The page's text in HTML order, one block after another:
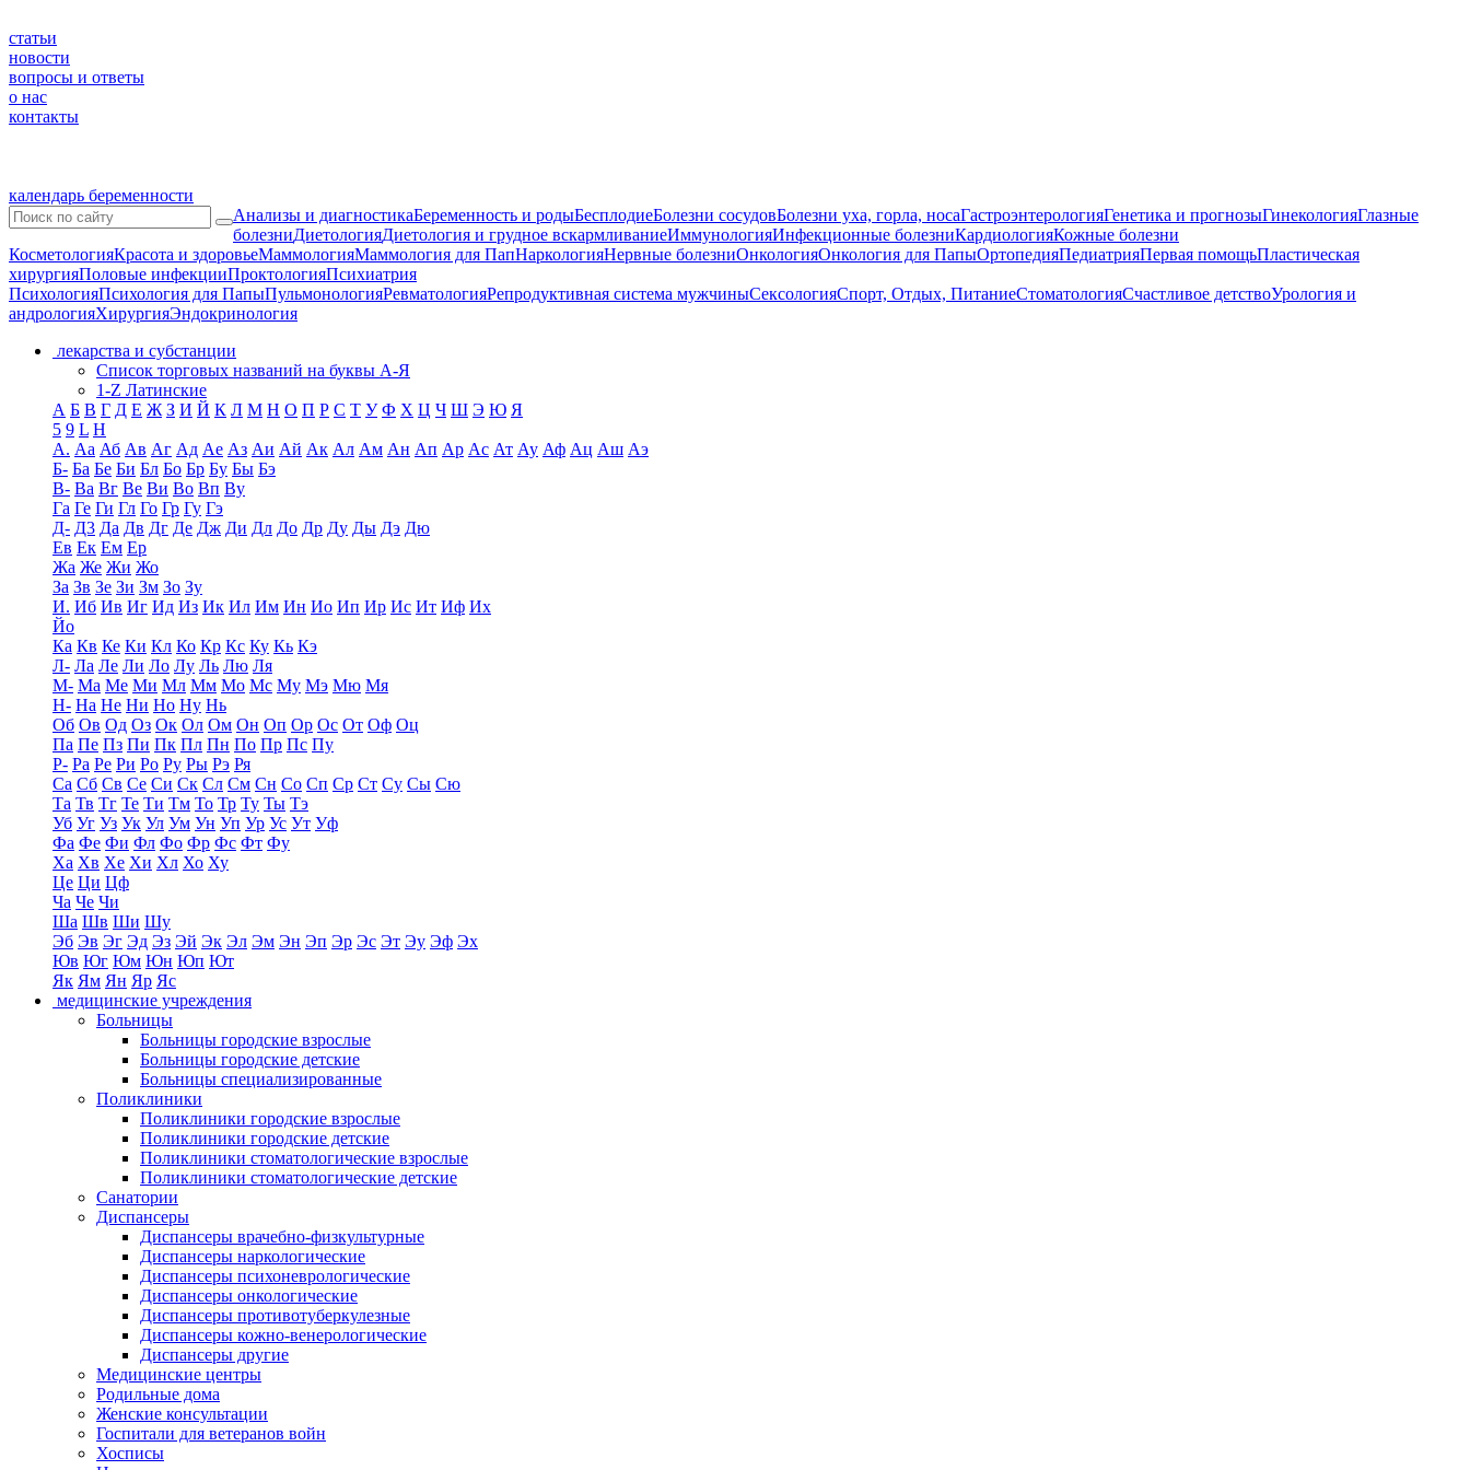
статьи
новости
вопросы и ответы
о нас
контакты
календарь беременности
Анализы и диагностикаБеременность и родыБесплодиеБолезни сосудовБолезни уха, горла, носаГастроэнтерологияГенетика и прогнозыГинекологияГлазные
болезниДиетологияДиетология и грудное вскармливаниеИммунологияИнфекционные болезниКардиологияКожные болезни
КосметологияКрасота и здоровьеМаммологияМаммология для ПапНаркологияНервные болезниОнкологияОнкология для ПапыОртопедияПедиатрияПервая помощьПластическая
хирургияПоловые инфекцииПроктологияПсихиатрия
ПсихологияПсихология для ПапыПульмонологияРевматологияРепродуктивная система мужчиныСексологияСпорт, Отдых, ПитаниеСтоматологияСчастливое детствоУрология и
андрологияХирургияЭндокринология
лекарства и субстанции
Список торговых названий на буквы А-Я
1-Z Латинские
А Б В Г Д Е Ж З И Й К Л М Н О П Р С Т У Ф Х Ц Ч Ш Э Ю Я
5 9 L H
А. Аа Аб Ав Аг Ад Ае Аз Аи Ай Ак Ал Ам Ан Ап Ар Ас Ат Ау Аф Ац Аш Аэ
Б- Ба Бе Би Бл Бо Бр Бу Бы Бэ
В- Ва Вг Ве Ви Во Вп Ву
Га Ге Ги Гл Го Гр Гу Гэ
Д- Д3 Да Дв Дг Де Дж Ди Дл До Др Ду Ды Дэ Дю
Ев Ек Ем Ер
Жа Же Жи Жо
За Зв Зе Зи Зм Зо Зу
И. Иб Ив Иг Ид Из Ик Ил Им Ин Ио Ип Ир Ис Ит Иф Их
Йо
Ка Кв Ке Ки Кл Ко Кр Кс Ку Кь Кэ
Л- Ла Ле Ли Ло Лу Ль Лю Ля
М- Ма Ме Ми Мл Мм Мо Мс Му Мэ Мю Мя
Н- На Не Ни Но Ну Нь
Об Ов Од Оз Ок Ол Ом Он Оп Ор Ос От Оф Оц
Па Пе Пз Пи Пк Пл Пн По Пр Пс Пу
Р- Ра Ре Ри Ро Ру Ры Рэ Ря
Са Сб Св Се Си Ск Сл См Сн Со Сп Ср Ст Су Сы Сю
Та Тв Тг Те Ти Тм То Тр Ту Ты Тэ
Уб Уг Уз Ук Ул Ум Ун Уп Ур Ус Ут Уф
Фа Фе Фи Фл Фо Фр Фс Фт Фу
Ха Хв Хе Хи Хл Хо Ху
Це Ци Цф
Ча Че Чи
Ша Шв Ши Шу
Эб Эв Эг Эд Эз Эй Эк Эл Эм Эн Эп Эр Эс Эт Эу Эф Эх
Юв Юг Юм Юн Юп Ют
Як Ям Ян Яр Яс
медицинские учреждения
Больницы
Больницы городские взрослые
Больницы городские детские
Больницы специализированные
Поликлиники
Поликлиники городские взрослые
Поликлиники городские детские
Поликлиники стоматологические взрослые
Поликлиники стоматологические детские
Санатории
Диспансеры
Диспансеры врачебно-физкультурные
Диспансеры наркологические
Диспансеры психоневрологические
Диспансеры онкологические
Диспансеры противотуберкулезные
Диспансеры кожно-венерологические
Диспансеры другие
Медицинские центры
Родильные дома
Женские консультации
Госпитали для ветеранов войн
Хосписы